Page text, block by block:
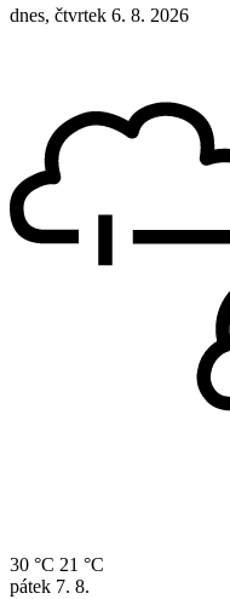
dnes, čtvrtek 6. 8. 2026
30 °C 21 °C
pátek 7. 8.